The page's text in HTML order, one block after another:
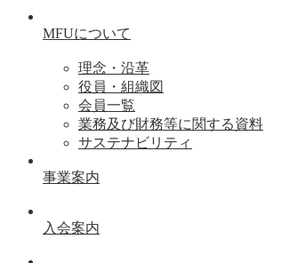
MFUについて
理念・沿革
役員・組織図
会員一覧
業務及び財務等に関する資料
サステナビリティ
事業案内
入会案内